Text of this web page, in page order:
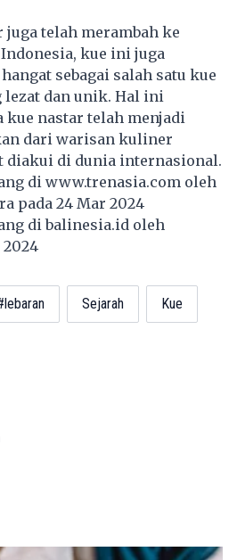
juga telah merambah ke
kue ini juga
sebagai salah satu kue
lezat dan unik. Hal ini
kue nastar telah menjadi
dari warisan kuliner
diakui di dunia internasional.
di www.trenasia.com oleh
pada 24 Mar 2024
dibalinesia.id oleh
2024
Sejarah Kue